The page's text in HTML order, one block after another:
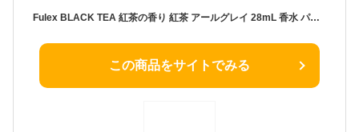
Fulex BLACK TEA 紅茶の香り 紅茶 アールグレイ 28mL 香水 パルファム メンズ レディース ユニセックス 男女兼用 スプレータイプ
この商品をサイトでみる